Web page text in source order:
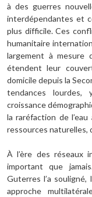
à des guerres
interdépendantes et
plus difficile. Ces
humanitaire
largement à mesure
étendent leur
domicile depuis la
tendances lourdes,
croissance
la raréfaction de
ressources naturelles,
À l’ère des réseaux
important que
Guterres l’a
approche